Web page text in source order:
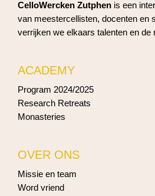
CelloWercken Zutphen is een
van meestercellisten, docenten en
verrijken we elkaars talenten en de
ACADEMY
Program 2024/2025
Research Retreats
Monasteries
OVER ONS
Missie en team
Word vriend